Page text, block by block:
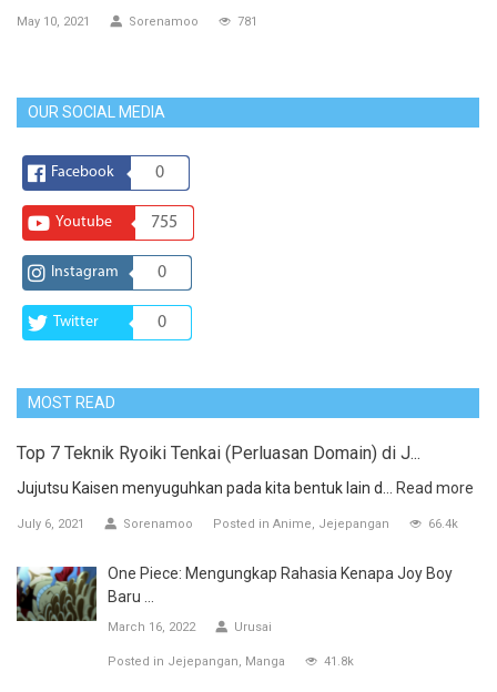
May 10, 2021 Sorenamoo 781
OUR SOCIAL MEDIA
Facebook 0
Youtube 755
Instagram 0
Twitter 0
MOST READ
Top 7 Teknik Ryoiki Tenkai (Perluasan Domain) di J...
Jujutsu Kaisen menyuguhkan pada kita bentuk lain d... Read more
July 6, 2021 Sorenamoo Posted in Anime Jejepangan 66.4k
One Piece: Mengungkap Rahasia Kenapa Joy Boy
Baru ...
March 16, 2022 Urusai
Posted in Jejepangan Manga 41.8k